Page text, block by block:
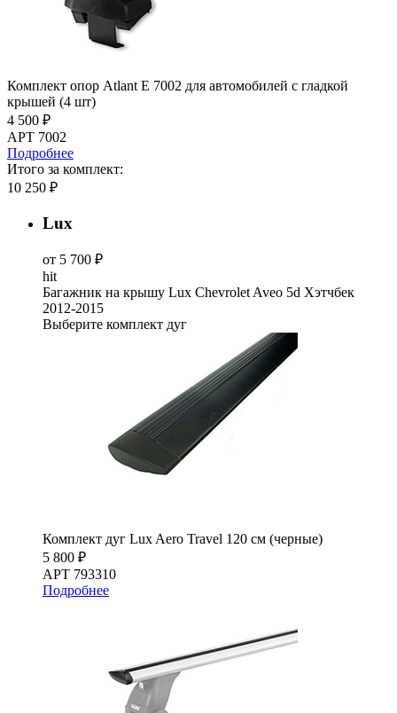
Комплект опор Atlant E 7002 для автомобилей c гладкой
крышей (4 шт)
4 500 ₽
АРТ 7002
Подробнее
Итого за комплект:
10 250 ₽
Lux
от 5 700 ₽
hit
Багажник на крышу Lux Chevrolet Aveo 5d Хэтчбек
2012-2015
Выберите комплект дуг
Комплект дуг Lux Aero Travel 120 см (черные)
5 800 ₽
АРТ 793310
Подробнее